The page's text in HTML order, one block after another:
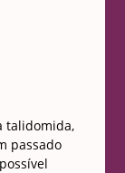
talidomida,
passado